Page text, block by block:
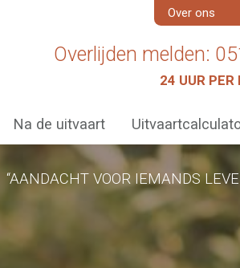
Over ons
Overlijden melden:
24 UUR PER
Na de uitvaart
“AANDACHT VOOR IEMANDS